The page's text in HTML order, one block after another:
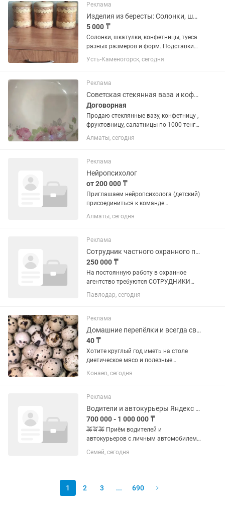
горничная, глажка. График:...
Реклама
Изделия из бересты: Солонки, шкатулки, конфетницы
5 000 ₸
Солонки, шкатулки, конфетницы, туеса
разных размеров и форм. Подставки
под горячее. Из натурального,
природного, экологически чистого
договорная, от 5000 тенге.
Усть-Каменогорск, сегодня
Реклама
Советская стекянная ваза и кофетница
Договорная
Продаю стеклянные вазу, конфетницу ,
фруктовницу, салатницы по 1000 тенге.
Сервиз и тарелки Капчагайского
фарфорового завода с рисунком
-17 предметов с рисунком...
Алматы, сегодня
Реклама
Нейропсихолог
от 200 000 ₸
Приглашаем нейропсихолога (детский)
присоединиться к команде
коррекционного детского сада «Нұрлы
Бала» в Алматы. О нас: • Небольшой
особенностями развития (2.5–8...
Алматы, сегодня
Реклама
Сотрудник частного охранного предприятия
250 000 ₸
На постоянную работу в охранное
агентство требуются СОТРУДНИКИ
ГРУППЫ БЫСТРО РЕАГИРОВАНИЯ
Основные требования хорошая
быстро принимать решения и
действовать в...
Павлодар, сегодня
Реклама
Домашние перепёлки и всегда свежие яйца!
40 ₸
Хотите круглый год иметь на столе
диетическое мясо и полезные
фермерские яйца? Предлагаем
здоровых перепёлок домашнего
Перепелиные яйца (пищевые): Всегда
свежие,...
Конаев, сегодня
Реклама
Водители и автокурьеры Яндекс Такси с личным авто, стартуйте с 0% комиссии!
700 000 - 1 000 000 ₸
🚕🚖🚕 Приём водителей и
автокурьеров с личным автомобилем
в Яндекс Такси с официальным
оформлением в статусе самозанятого.
крупного...
Семей, сегодня
1 2 3 ... 690